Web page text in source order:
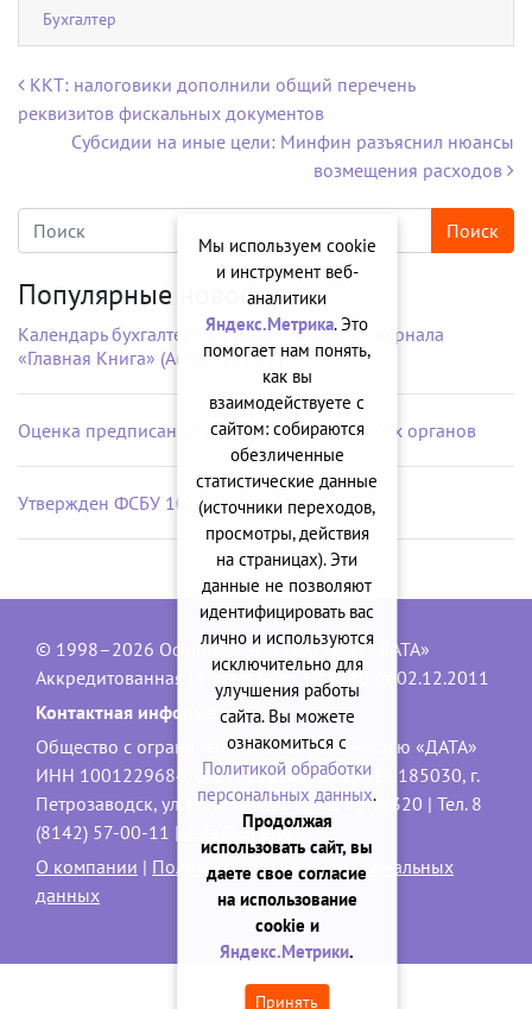
Бухгалтер
Навигация по записям
ККТ: налоговики дополнили общий перечень
реквизитов фискальных документов
Субсидии на иные цели: Минфин разъяснил нюансы
возмещения расходов
Популярные новости
Календарь бухгалтера на рабочий стол от журнала
«Главная Книга» (Август 2026 г.)
Оценка предписаний контрольно-надзорных органов
Утвержден ФСБУ 10/2026 «Расходы»
© 1998–2026 Официальный сайт ООО «ДАТА»
Аккредитованная IT-компания, № 1840 от 02.12.2011
Контактная информация:
Общество с ограниченной ответственностью «ДАТА»
ИНН 1001229684, ОГРН 1101001001551 | 185030, г.
Петрозаводск, ул. Володарского, 40, офис 320 | Тел. 8
(8142) 57-00-11 |
data@onego.ru
О компании | Политика обработки персональных
данных
Мы используем cookie
и инструмент веб-
аналитики
Яндекс.Метрика. Это
помогает нам понять,
как вы
взаимодействуете с
сайтом: собираются
обезличенные
статистические данные
(источники переходов,
просмотры, действия
на страницах). Эти
данные не позволяют
идентифицировать вас
лично и используются
исключительно для
улучшения работы
сайта. Вы можете
ознакомиться с
Политикой обработки
персональных данных.
Продолжая
использовать сайт, вы
даете свое согласие
на использование
cookie и
Яндекс.Метрики.
Принять